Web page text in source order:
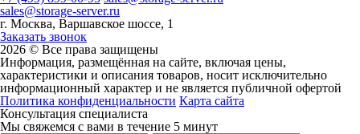
sales@storage-server.ru
г. Москва, Варшавское шоссе, 1
Заказать звонок
2026 © Все права защищены
Информация, размещённая на сайте, включая цены,
характеристики и описания товаров, носит исключительно
информационный характер и не является публичной офертой
Политика конфиденциальности Карта сайта
Консультация специалиста
Мы свяжемся с вами в течение 5 минут